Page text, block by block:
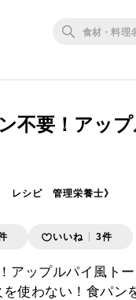
不要！アッ
レシピ 管理栄養士》
いいね 3件
アップルパイ風ト
使わない！食パン